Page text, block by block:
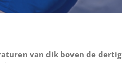
van dik boven de dertig